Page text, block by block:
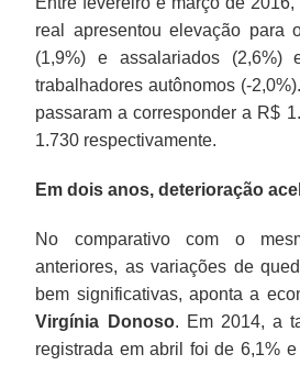
real apresentou elevação para
(1,9%) e assalariados (2,6%)
trabalhadores autônomos (-
passaram a corresponder a R$
1.730 respectivamente.
Em dois anos, deterioração
No comparativo com o
anteriores, as variações de
bem significativas, aponta a
Virgínia Donoso. Em 2014, a
registrada em abril foi de 6,1%